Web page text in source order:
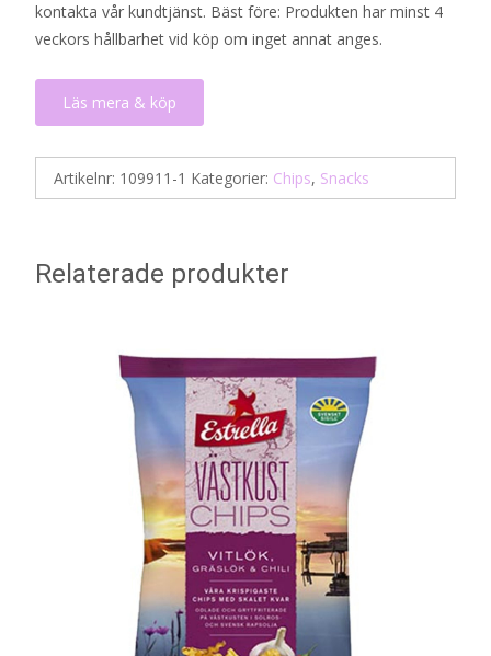
kontakta vår kundtjänst. Bäst före: Produkten har minst 4
veckors hållbarhet vid köp om inget annat anges.
Läs mera & köp
Artikelnr: 109911-1 Kategorier: Chips, Snacks
Relaterade produkter